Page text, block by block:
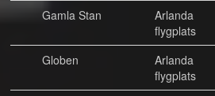
Gamla Stan
Arlanda
flygplats
Globen
Arlanda
flygplats